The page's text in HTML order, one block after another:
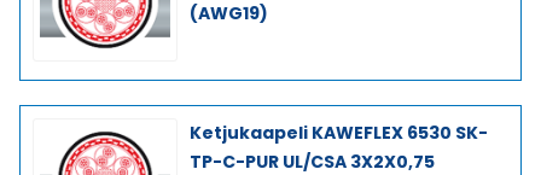
(AWG19)
Ketjukaapeli KAWEFLEX 6530 SK-
TP-C-PUR UL/CSA 3X2X0,75